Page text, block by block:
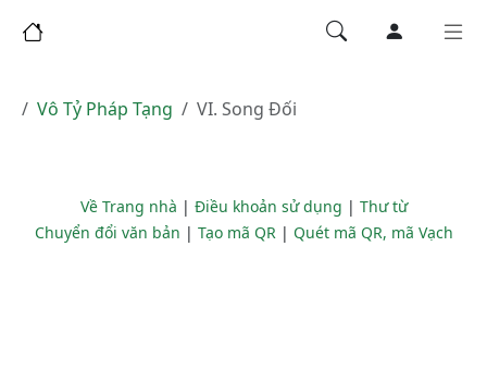
Vô Tỷ Pháp Tạng VI. Song Đối
Về Trang nhà | Điều khoản sử dụng | Thư từ
Chuyển đổi văn bản | Tạo mã QR | Quét mã QR, mã Vạch